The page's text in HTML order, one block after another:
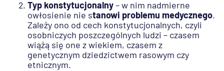
Typ konstytucjonalny– w nim nadmierne
owłosienie nie stanowi problemu medycznego.
Zależy ono od cech konstytucjonalnych, czyli
osobniczych poszczególnych ludzi – czasem
wiążą się one z wiekiem, czasem z
genetycznym dziedzictwem rasowym czy
etnicznym.